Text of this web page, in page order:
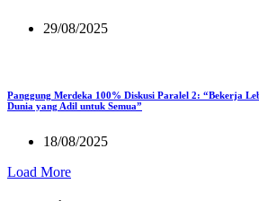
29/08/2025
Panggung Merdeka 100% Diskusi Paralel 2: “Bekerja
Dunia yang Adil untuk Semua”
18/08/2025
Load More